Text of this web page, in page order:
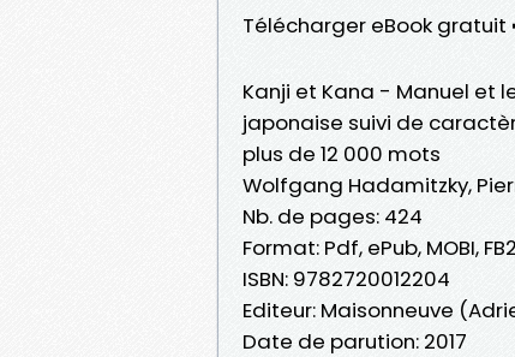
Télécharger eBook gratuit
Kanji et Kana - Manuel et
japonaise suivi de
plus de 12 000 mots
Wolfgang Hadamitzky,
Nb. de pages: 424
Format: Pdf, ePub, MOBI, FB2
ISBN: 9782720012204
Editeur: Maisonneuve
Date de parution: 2017